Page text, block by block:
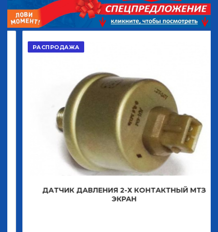
РАСПРОДАЖА
ДАТЧИК ДАВЛЕНИЯ 2-Х КОНТАКТНЫЙ МТЗ
ЭКРАН